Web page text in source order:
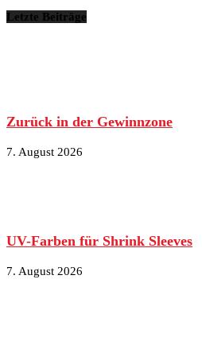
Letzte Beiträge
Zurück in der Gewinnzone
7. August 2026
UV-Farben für Shrink Sleeves
7. August 2026